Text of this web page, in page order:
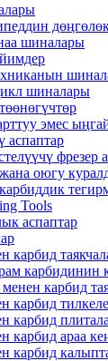
шиналары
шиналары
эмес
аспаптар
фрезер
оюгу
Tools
аспаптар
карбид
карбидинин
карбид
карбид
карбид
карбид араа
карбид